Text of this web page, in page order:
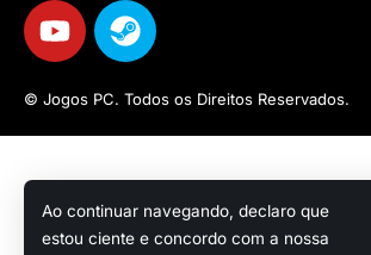
Ao continuar navegando, declaro que
estou ciente e concordo com a nossa
© Jogos PC. Todos os Direitos Reservados.